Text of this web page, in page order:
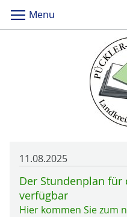
Menu
11.08.2025
Der Stundenplan für
verfügbar
Hier kommen Sie zum